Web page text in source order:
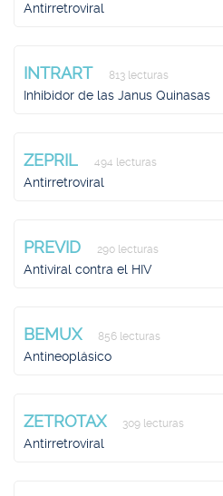
Antirretroviral
INTRART 813 lecturas
Inhibidor de las Janus Quinasas
ZEPRIL 494 lecturas
Antirretroviral
PREVID 290 lecturas
Antiviral contra el HIV
BEMUX 856 lecturas
Antineoplásico
ZETROTAX 309 lecturas
Antirretroviral